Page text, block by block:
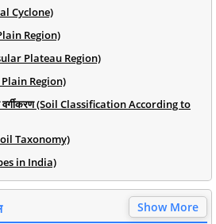
Cyclone)
Plain Region)
Plateau Region)
Plain Region)
वर्गीकरण (Soil Classification According to
Taxonomy)
in India)
Show More